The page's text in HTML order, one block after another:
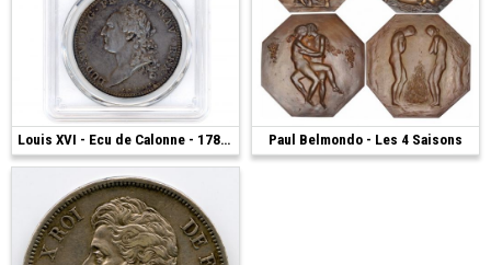
Louis XVI - Ecu de Calonne - 1786 - Paris
4 000 € Paul Belmondo - Les 4 Saisons
2 400 €